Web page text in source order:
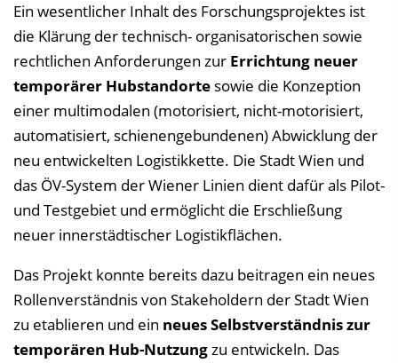
Ein wesentlicher Inhalt des Forschungsprojektes ist
die Klärung der technisch- organisatorischen sowie
rechtlichen Anforderungen zur Errichtung neuer
temporärer Hubstandorte sowie die Konzeption
einer multimodalen (motorisiert, nicht-motorisiert,
automatisiert, schienengebundenen) Abwicklung der
neu entwickelten Logistikkette. Die Stadt Wien und
das ÖV-System der Wiener Linien dient dafür als Pilot-
und Testgebiet und ermöglicht die Erschließung
neuer innerstädtischer Logistikflächen.
Das Projekt konnte bereits dazu beitragen ein neues
Rollenverständnis von Stakeholdern der Stadt Wien
zu etablieren und ein neues Selbstverständnis zur
temporären Hub-Nutzungzu entwickeln. Das